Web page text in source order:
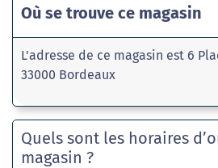
Où se trouve ce magasin
L'adresse de ce magasin est 6
33000 Bordeaux
Quels sont les horaires
magasin ?